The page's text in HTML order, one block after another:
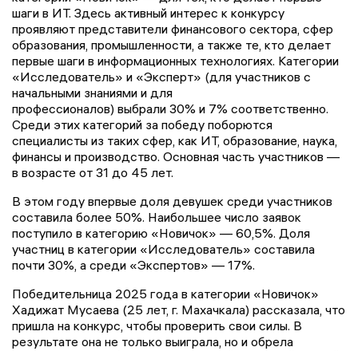
шаги в ИТ. Здесь активный интерес к конкурсу
проявляют представители финансового сектора, сфер
образования, промышленности, а также те, кто делает
первые шаги в информационных технологиях. Категории
«Исследователь» и «Эксперт» (для участников с
начальными знаниями и для
профессионалов) выбрали 30% и 7% соответственно.
Среди этих категорий за победу поборются
специалисты из таких сфер, как ИТ, образование, наука,
финансы и производство. Основная часть участников —
в возрасте от 31 до 45 лет.
В этом году впервые доля девушек среди участников
составила более 50%. Наибольшее число заявок
поступило в категорию «Новичок» — 60,5%. Доля
участниц в категории «Исследователь» составила
почти 30%, а среди «Экспертов» — 17%.
Победительница 2025 года в категории «Новичок»
Хадижат Мусаева (25 лет, г. Махачкала) рассказала, что
пришла на конкурс, чтобы проверить свои силы. В
результате она не только выиграла, но и обрела